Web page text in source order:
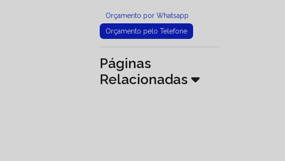
Orçamento por Whatsapp
Orçamento pelo Telefone
Páginas
Relacionadas